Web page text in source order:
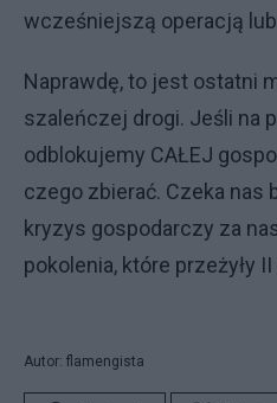
wcześniejszą operacją
Naprawdę, to jest ostatni
szaleńczej drogi. Jeśli na
odblokujemy CAŁEJ
czego zbierać. Czeka nas
kryzys gospodarczy za
pokolenia, które przeżyły II
Autor: flamengista